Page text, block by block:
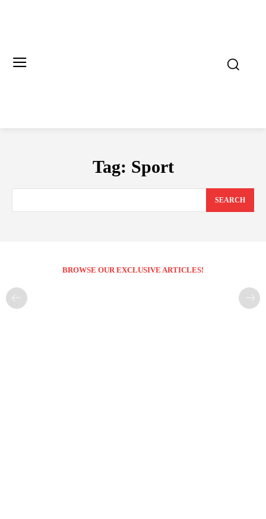
Tag: Sport
SEARCH
BROWSE OUR EXCLUSIVE ARTICLES!